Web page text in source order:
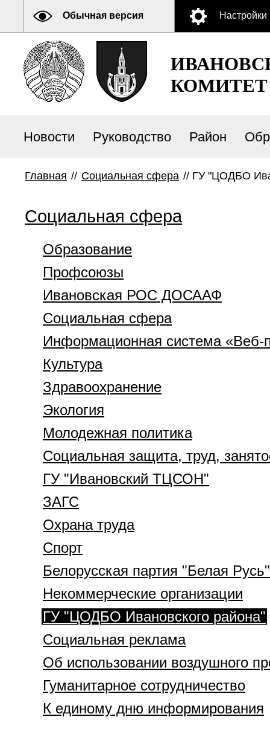
Обычная версия Настройки
КОМИТЕТ
Новости Руководство Район
Главная // Социальная сфера // ГУ "ЦОДБО
Социальная сфера
Образование
Профсоюзы
Ивановская РОС ДОСААФ
Социальная сфера
Информационная система «Веб-
Культура
Здравоохранение
Экология
Молодежная политика
Социальная защита, труд,
ГУ "Ивановский ТЦСОН"
ЗАГС
Охрана труда
Спорт
Белорусская партия "Белая Русь"
Некоммерческие организации
ГУ "ЦОДБО Ивановского района"
Социальная реклама
Об использовании воздушного
Гуманитарное сотрудничество
К единому дню информирования